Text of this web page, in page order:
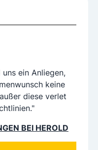
ein Anliegen,
keine
diese verlet
BEI HEROLD